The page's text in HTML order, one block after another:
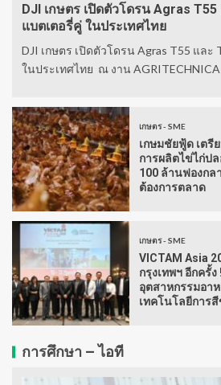
DJI เกษตร เปิดตัวโดรน Agras
แบตเตอรี่คู่ ในประเทศไทย
DJI เกษตร เปิดตัวโดรน Agras T55 และ
ในประเทศไทย ณ งาน AGRITECHNICA
เกษตร - SME
เกษมชัยฟู้ด เตรี
การผลิตไข่ไก่ปล
100 ล้านฟองกล
ต้องการตลาด
เกษตร - SME
VICTAM Asia
กรุงเทพฯ อีกครั้
อุตสาหกรรมอา
เทคโนโลยีการ
การศึกษา – ไอที